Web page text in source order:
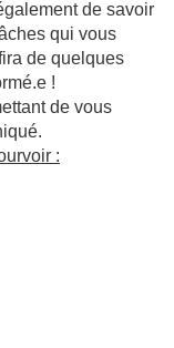
de savoir
qui vous
de quelques
!
de vous
: